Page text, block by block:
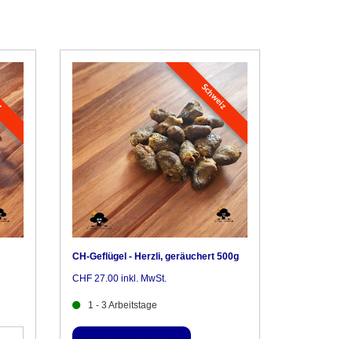
Schweiz
CH-Geflügel - Herzli, geräuchert 500g
CHF 27.00 inkl. MwSt.
1 - 3 Arbeitstage